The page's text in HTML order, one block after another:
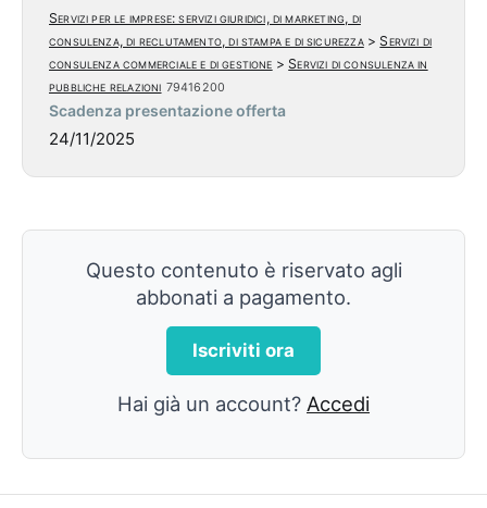
Servizi per le imprese: servizi giuridici, di marketing, di
consulenza, di reclutamento, di stampa e di sicurezza> Servizi di
consulenza commerciale e di gestione > Servizi di consulenza in
pubbliche relazioni 79416200
Scadenza presentazione offerta
24/11/2025
Questo contenuto è riservato agli
abbonati a pagamento.
Iscriviti ora
Hai già un account? Accedi